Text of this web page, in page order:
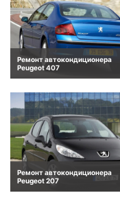
Ремонт автокондиционера
Peugeot 407
Ремонт автокондиционера
Peugeot 207